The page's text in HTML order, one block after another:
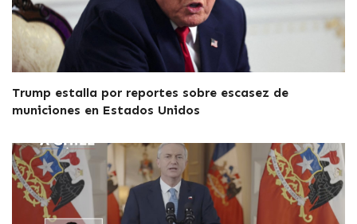
Trump estalla por reportes sobre escasez de
municiones en Estados Unidos